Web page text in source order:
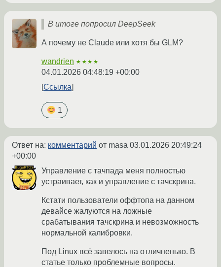
В итоге попросил DeepSeek
А почему не Claude или хотя бы GLM?
wandrien ★★★★
04.01.2026 04:48:19 +00:00
Ссылка
1
Ответ на: комментарий от masa 03.01.2026 20:49:24
+00:00
Управление с тачпада меня полностью
устраивает, как и управление с тачскрина.
Кстати пользователи оффтопа на данном
девайсе жалуются на ложные
срабатывания тачскрина и невозможность
нормальной калибровки.
Под Linux всё завелось на отличненько. В
статье только проблемные вопросы.